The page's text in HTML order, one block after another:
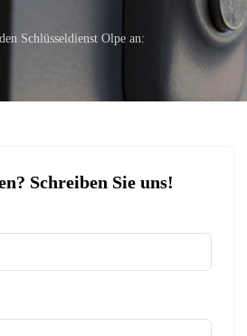
Schlüsseldienst Olpe an:
Schreiben Sie uns!